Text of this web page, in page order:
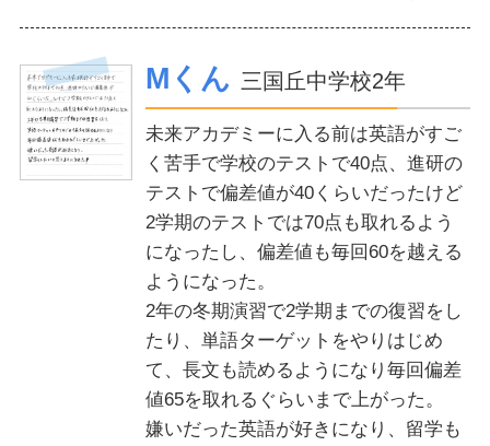
Mくん 三国丘中学校2年
未来アカデミーに入る前は英語がすご
く苦手で学校のテストで40点、進研の
テストで偏差値が40くらいだったけど
2学期のテストでは70点も取れるよう
になったし、偏差値も毎回60を越える
ようになった。
2年の冬期演習で2学期までの復習をし
たり、単語ターゲットをやりはじめ
て、長文も読めるようになり毎回偏差
値65を取れるぐらいまで上がった。
嫌いだった英語が好きになり、留学も